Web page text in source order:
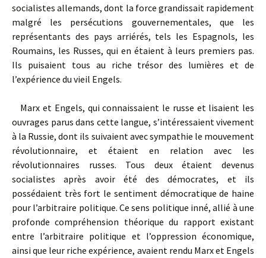
socialistes allemands, dont la force grandissait rapidement
malgré les persécutions gouvernementales, que les
représentants des pays arriérés, tels les Espagnols, les
Roumains, les Russes, qui en étaient à leurs premiers pas.
Ils puisaient tous au riche trésor des lumières et de
l’expérience du vieil Engels.
Marx et Engels, qui connaissaient le russe et lisaient les
ouvrages parus dans cette langue, s’intéressaient vivement
à la Russie, dont ils suivaient avec sympathie le mouvement
révolutionnaire, et étaient en relation avec les
révolutionnaires russes. Tous deux étaient devenus
socialistes après avoir été des démocrates, et ils
possédaient très fort le sentiment démocratique de haine
pour l’arbitraire politique. Ce sens politique inné, allié à une
profonde compréhension théorique du rapport existant
entre l’arbitraire politique et l’oppression économique,
ainsi que leur riche expérience, avaient rendu Marx et Engels